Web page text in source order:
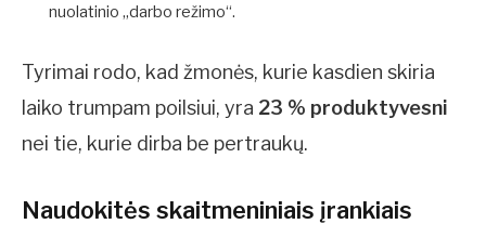
nuolatinio „darbo režimo“.
Tyrimai rodo, kad žmonės, kurie kasdien skiria
laiko trumpam poilsiui, yra 23 % produktyvesni
nei tie, kurie dirba be pertraukų.
Naudokitės skaitmeniniais įrankiais